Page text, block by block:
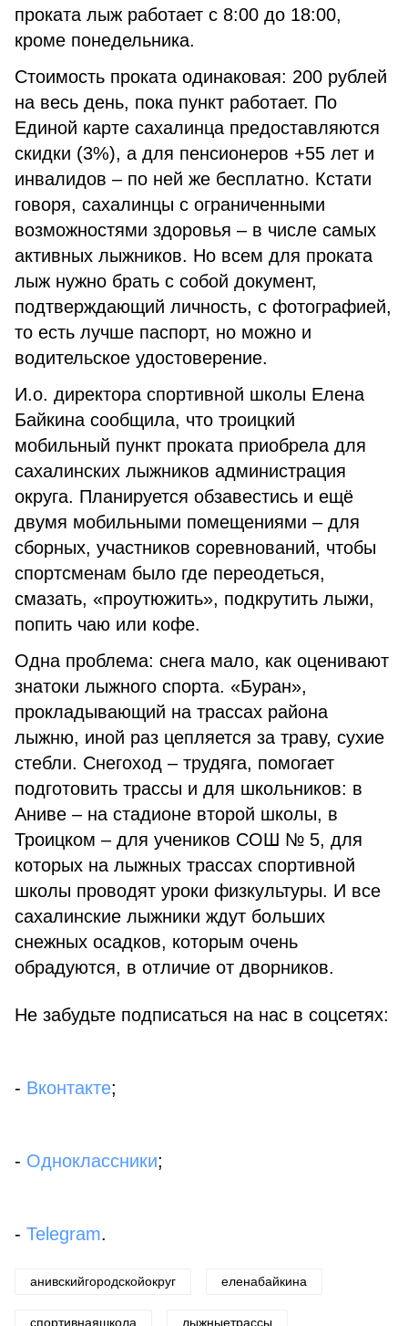
проката лыж работает с 8:00 до 18:00,
кроме понедельника.
Стоимость проката одинаковая: 200 рублей
на весь день, пока пункт работает. По
Единой карте сахалинца предоставля­ются
скидки (3%), а для пенсионеров +55 лет и
инвалидов – по ней же бесплатно. Кстати
говоря, сахалинцы с ограниченными
возможностями здоровья – в числе самых
активных лыжни­ков. Но всем для проката
лыж нужно брать с собой документ,
подтверждающий личность, с фотографией,
то есть лучше паспорт, но можно и
водительское удостоверение.
И.о. директора спортивной школы Елена
Байкина сооб­щила, что троицкий
мобильный пункт проката приобрела для
сахалинских лыжников администрация
округа. Планируется обзавестись и ещё
двумя мобильными помещениями – для
сборных, участников соревнований, чтобы
спортсменам было где переодеться,
смазать, «проутюжить», подкрутить лыжи,
попить чаю или кофе.
Одна проблема: снега мало, как оценивают
знатоки лыжного спорта. «Буран»,
прокладывающий на трассах района
лыжню, иной раз цепляется за траву, сухие
стебли. Снегоход – трудяга, помогает
подготовить трассы и для школьников: в
Аниве – на ста­дионе второй школы, в
Троицком – для учеников СОШ № 5, для
которых на лыжных трассах спортивной
школы проводят уроки физкультуры. И все
сахалинские лыжники ждут больших
снежных осадков, которым очень
обрадуются, в отличие от дворников.
Не забудьте подписаться на нас в соцсетях:
- Вконтакте;
- Одноклассники;
- Telegram.
анивскийгородскойокруг еленабайкина
спортивнаяшкола лыжныетрассы